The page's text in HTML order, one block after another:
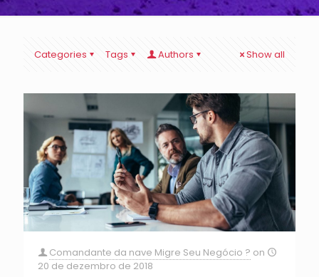
Categories Tags Authors Show all
Comandante da nave Migre Seu Negócio ? on
20 de dezembro de 2018